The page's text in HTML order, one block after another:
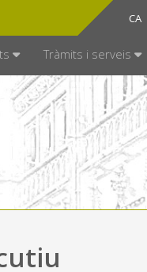
CA
ES
Tràmits i serveis